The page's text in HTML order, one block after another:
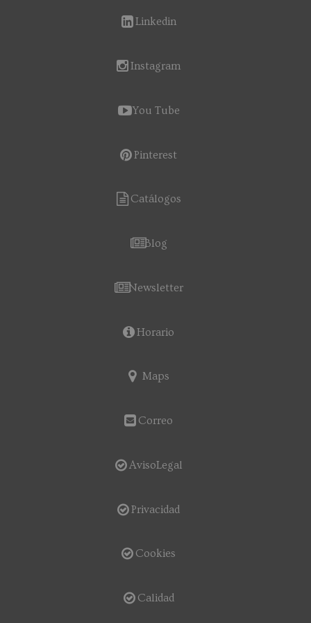
Linkedin
Instagram
You Tube
Pinterest
Catálogos
Blog
Newsletter
Horario
Maps
Correo
AvisoLegal
Privacidad
Cookies
Calidad